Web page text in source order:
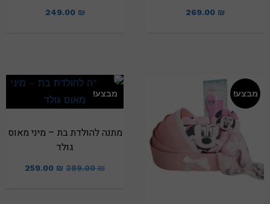
269.00 ₪
249.00 ₪
מבצע! מבצע!
מתנה להולדת בת – מיני מאוס
גולד
289.00₪
259.00 ₪